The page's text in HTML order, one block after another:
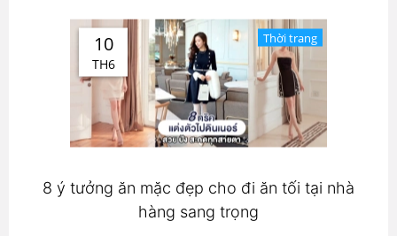
10
TH6
Thời trang
8 ý tưởng ăn mặc đẹp cho đi ăn tối tại nhà
hàng sang trọng